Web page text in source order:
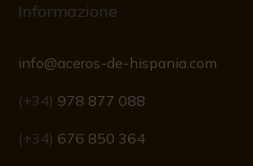
Informazione
info@aceros-de-hispania.com
(+34) 978 877 088
(+34) 676 850 364